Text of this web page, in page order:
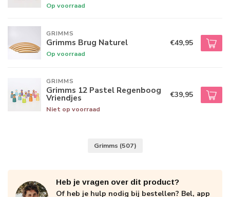
Op voorraad
GRIMMS
Grimms Brug Naturel
Op voorraad
€49,95
GRIMMS
Grimms 12 Pastel Regenboog
Vriendjes
Niet op voorraad
€39,95
Grimms (507)
Heb je vragen over dit product?
Of heb je hulp nodig bij bestellen? Bel, app